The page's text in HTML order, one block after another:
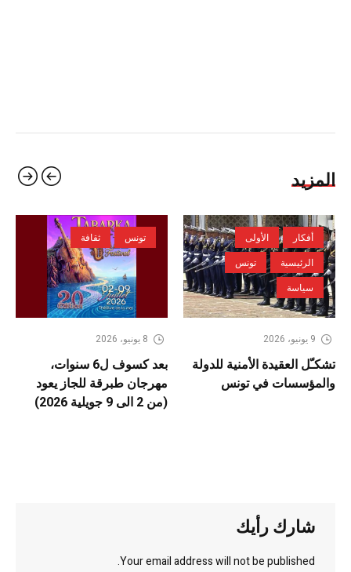
المزيد
أفكار
الأولى
الرئيسية
تونس
سياسة
9 يونيو، 2026
تشكـّل العقيدة الأمنية للدولة
والمؤسسات في تونس
تونس ثقافة
8 يونيو، 2026
بعد كسوف ل6 سنوات،
مهرجان طبرقة للجاز يعود
(من 2 الى 9 جويلية 2026)
شارك رأيك
Your email address will not be published.